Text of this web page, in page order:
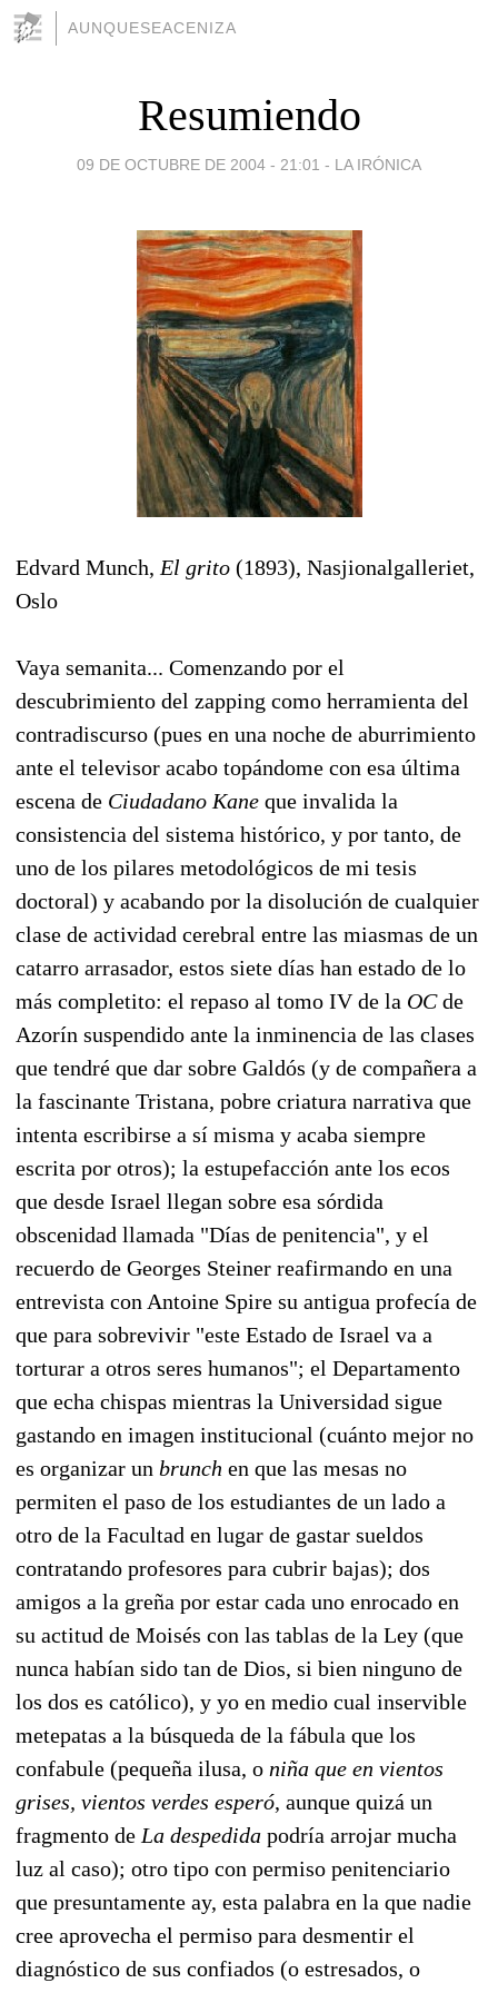
AUNQUESEACENIZA
Resumiendo
09 DE OCTUBRE DE 2004 - 21:01 - LA IRÓNICA
Edvard Munch, El grito (1893), Nasjionalgalleriet,
Oslo
Vaya semanita... Comenzando por el
descubrimiento del zapping como herramienta del
contradiscurso (pues en una noche de aburrimiento
ante el televisor acabo topándome con esa última
escena de Ciudadano Kane que invalida la
consistencia del sistema histórico, y por tanto, de
uno de los pilares metodológicos de mi tesis
doctoral) y acabando por la disolución de cualquier
clase de actividad cerebral entre las miasmas de un
catarro arrasador, estos siete días han estado de lo
más completito: el repaso al tomo IV de la OCde
Azorín suspendido ante la inminencia de las clases
que tendré que dar sobre Galdós (y de compañera a
la fascinante Tristana, pobre criatura narrativa que
intenta escribirse a sí misma y acaba siempre
escrita por otros); la estupefacción ante los ecos
que desde Israel llegan sobre esa sórdida
obscenidad llamada "Días de penitencia", y el
recuerdo de Georges Steiner reafirmando en una
entrevista con Antoine Spire su antigua profecía de
que para sobrevivir "este Estado de Israel va a
torturar a otros seres humanos"; el Departamento
que echa chispas mientras la Universidad sigue
gastando en imagen institucional (cuánto mejor no
es organizar un brunch en que las mesas no
permiten el paso de los estudiantes de un lado a
otro de la Facultad en lugar de gastar sueldos
contratando profesores para cubrir bajas); dos
amigos a la greña por estar cada uno enrocado en
su actitud de Moisés con las tablas de la Ley (que
nunca habían sido tan de Dios, si bien ninguno de
los dos es católico), y yo en medio cual inservible
metepatas a la búsqueda de la fábula que los
confabule (pequeña ilusa, o niña que en vientos
grises, vientos verdes esperó, aunque quizá un
fragmento de La despedida podría arrojar mucha
luz al caso); otro tipo con permiso penitenciario
que presuntamente ay, esta palabra en la que nadie
cree aprovecha el permiso para desmentir el
diagnóstico de sus confiados (o estresados, o